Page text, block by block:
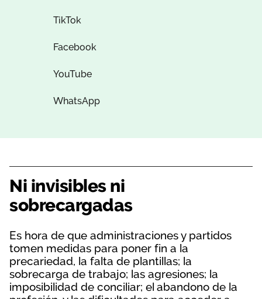
TikTok
Facebook
YouTube
WhatsApp
Ni invisibles ni
sobrecargadas
Es hora de que administraciones y partidos
tomen medidas para poner fin a la
precariedad, la falta de plantillas; la
sobrecarga de trabajo; las agresiones; la
imposibilidad de conciliar; el abandono de la